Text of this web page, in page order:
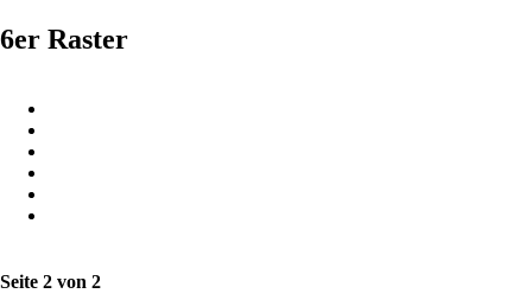
6er Raster
Seite 2 von 2